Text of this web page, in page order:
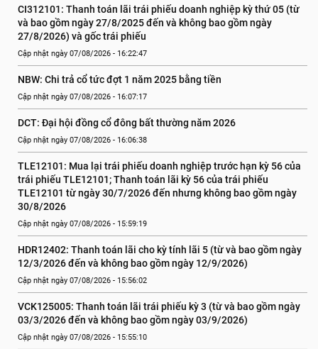
CI312101: Thanh toán lãi trái phiếu doanh nghiệp kỳ thứ 05 (từ
và bao gồm ngày 27/8/2025 đến và không bao gồm ngày
27/8/2026) và gốc trái phiếu
Cập nhật ngày 07/08/2026 - 16:22:47
NBW: Chi trả cổ tức đợt 1 năm 2025 bằng tiền
Cập nhật ngày 07/08/2026 - 16:07:17
DCT: Đại hội đồng cổ đông bất thường năm 2026
Cập nhật ngày 07/08/2026 - 16:06:38
TLE12101: Mua lại trái phiếu doanh nghiệp trước hạn kỳ 56 của
trái phiếu TLE12101; Thanh toán lãi kỳ 56 của trái phiếu
TLE12101 từ ngày 30/7/2026 đến nhưng không bao gồm ngày
30/8/2026
Cập nhật ngày 07/08/2026 - 15:59:19
HDR12402: Thanh toán lãi cho kỳ tính lãi 5 (từ và bao gồm ngày
12/3/2026 đến và không bao gồm ngày 12/9/2026)
Cập nhật ngày 07/08/2026 - 15:56:02
VCK125005: Thanh toán lãi trái phiếu kỳ 3 (từ và bao gồm ngày
03/3/2026 đến và không bao gồm ngày 03/9/2026)
Cập nhật ngày 07/08/2026 - 15:55:10